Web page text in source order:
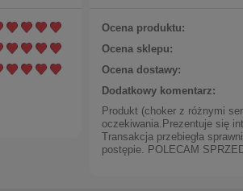
Ocena produktu:
Ocena sklepu:
Ocena dostawy:
Dodatkowy komentarz:
Produkt (choker z różnymi
oczekiwania.Prezentuje się
Transakcja przebiegła
postępie. POLECAM